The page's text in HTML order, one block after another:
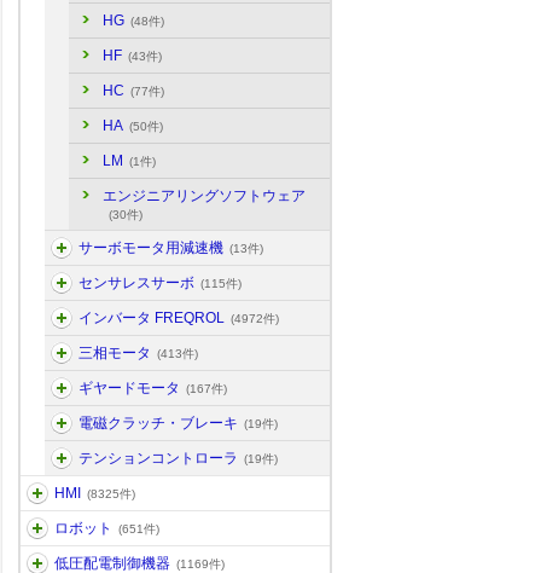
HG (48件)
HF (43件)
HC (77件)
HA (50件)
LM (1件)
エンジニアリングソフトウェア
(30件)
サーボモータ用減速機 (13件)
センサレスサーボ (115件)
インバータ FREQROL (4972件)
三相モータ (413件)
ギヤードモータ (167件)
電磁クラッチ・ブレーキ (19件)
テンションコントローラ (19件)
HMI (8325件)
ロボット (651件)
低圧配電制御機器 (1169件)